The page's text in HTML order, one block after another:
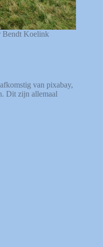
Bendt Koelink
van pixabay,
Dit zijn allemaal